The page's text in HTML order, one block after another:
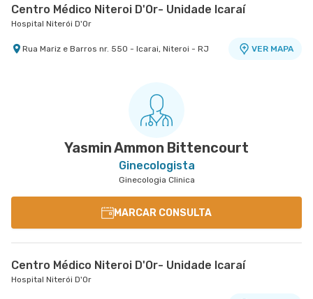
Centro Médico Niteroi D'Or- Unidade Icaraí
Hospital Niterói D'Or
Rua Mariz e Barros nr. 550 - Icarai, Niteroi - RJ VER MAPA
Yasmin Ammon Bittencourt
Ginecologista
Ginecologia Clinica
MARCAR CONSULTA
Centro Médico Niteroi D'Or- Unidade Icaraí
Hospital Niterói D'Or